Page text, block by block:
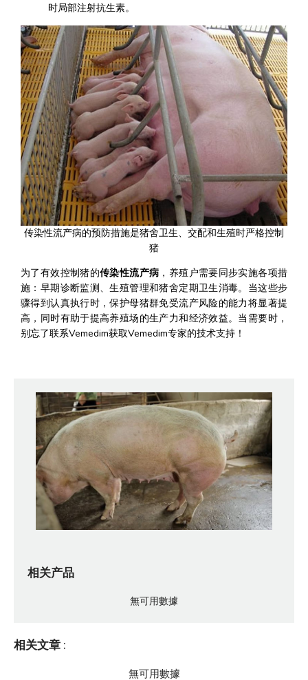
时局部注射抗生素。
传染性流产病的预防措施是猪舍卫生、交配和生殖时严格控制
猪
为了有效控制猪的传染性流产病 ，养殖户需要同步实施各项措
施：早期诊断监测、生殖管理和猪舍定期卫生消毒。当这些步
骤得到认真执行时，保护母猪群免受流产风险的能力将显著提
高，同时有助于提高养殖场的生产力和经济效益。当需要时，
别忘了联系Vemedim获取Vemedim专家的技术支持！
相关产品
無可用數據
相关文章 :
無可用數據